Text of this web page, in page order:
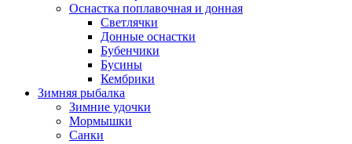
Оснастка поплавочная и донная
Светлячки
Донные оснастки
Бубенчики
Бусины
Кембрики
Зимняя рыбалка
Зимние удочки
Мормышки
Санки